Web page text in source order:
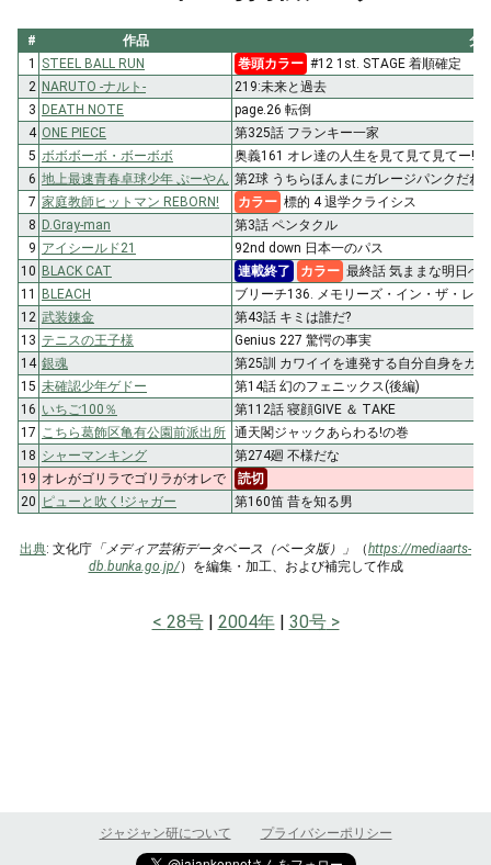
# 作品
タ
1
STEEL BALL RUN 巻頭カラー #12 1st. STAGE 着順確定
2 NARUTO -ナルト-
219:未来と過去
3 DEATH NOTE
page.26 転倒
4 ONE PIECE
第325話 フランキー一家
5 ボボボーボ・ボーボボ
奥義161 オレ達の人生を見て見て見てー!!
6 地上最速青春卓球少年 ぷーやん 第2球 うちらほんまにガレージパンクだね
7 家庭教師ヒットマン REBORN! カラー 標的 4 退学クライシス
8 D.Gray-man
第3話 ペンタクル
9 アイシールド21
92nd down 日本一のパス
10 BLACK CAT 連載終了 カラー 最終話 気ままな明日へ
11 BLEACH
ブリーチ136. メモリーズ・イン・ザ・レ
12 武装錬金
第43話 キミは誰だ?
13 テニスの王子様
Genius 227 驚愕の事実
14 銀魂
第25訓 カワイイを連発する自分自身をカ
15 未確認少年ゲドー
第14話 幻のフェニックス(後編)
16 いちご100％
第112話 寝顔GIVE ＆ TAKE
17
こちら葛飾区亀有公園前派出所 通天閣ジャックあらわる!の巻
18 シャーマンキング
第274廻 不様だな
19 オレがゴリラでゴリラがオレで
読切
20 ピューと吹く!ジャガー 第160笛 昔を知る男
出典: 文化庁 「メディア芸術データベース（ベータ版）」 （https://mediaarts-
db.bunka.go.jp/）を編集・加工、および補完して作成
28号 2004年 30号
ジャジャン研について プライバシーポリシー